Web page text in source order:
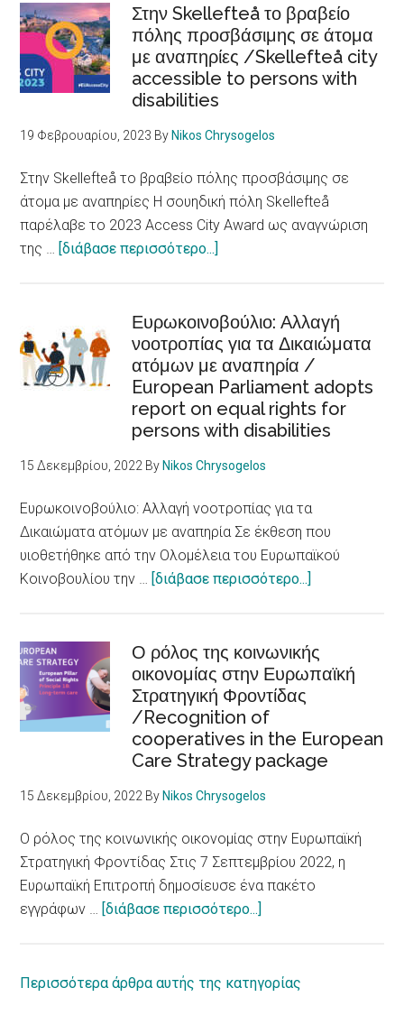
και
διακρίσεις
βλάπτουν
την
υγεία
/
xenophobia
and
discrimination
are
health
Στην Skellefteå το βραβείο
πόλης προσβάσιμης σε άτομα
με αναπηρίες /Skellefteå city
accessible to persons with
disabilities
19 Φεβρουαρίου, 2023 By Nikos Chrysogelos
Στην Skellefteå το βραβείο πόλης προσβάσιμης σε
άτομα με αναπηρίες Η σουηδική πόλη Skellefteå
παρέλαβε το 2023 Access City Award ως αναγνώριση
της … [διάβασε περισσότερο...]
το
βραβείο
πόλης
προσβάσιμης
σε
άτομα
με
/Skellefteå
city
accessible
to
disabilities
Ευρωκοινοβούλιο: Αλλαγή
νοοτροπίας για τα Δικαιώματα
ατόμων με αναπηρία /
European Parliament adopts
report on equal rights for
persons with disabilities
15 Δεκεμβρίου, 2022 By Nikos Chrysogelos
Ευρωκοινοβούλιο: Αλλαγή νοοτροπίας για τα
Δικαιώματα ατόμων με αναπηρία Σε έκθεση που
υιοθετήθηκε από την Ολομέλεια του Ευρωπαϊκού
Κοινοβουλίου την … [διάβασε περισσότερο...]
νοοτροπίας
για
ατόμων
με
European
Parliament
adopts
Ο ρόλος της κοινωνικής
οικονομίας στην Ευρωπαϊκή
Στρατηγική Φροντίδας
/Recognition of
cooperatives in the European
Care Strategy package
15 Δεκεμβρίου, 2022 By Nikos Chrysogelos
Ο ρόλος της κοινωνικής οικονομίας στην Ευρωπαϊκή
Στρατηγική Φροντίδας Στις 7 Σεπτεμβρίου 2022, η
Ευρωπαϊκή Επιτροπή δημοσίευσε ένα πακέτο
εγγράφων … [διάβασε περισσότερο...]
της
Περισσότερα άρθρα αυτής της κατηγορίας